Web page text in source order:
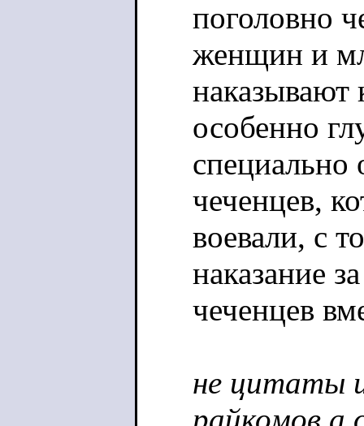
поголовно
женщин и
наказывают
особенно
специально
чеченцев,
воевали, с
наказание
чеченцев
не цитаты